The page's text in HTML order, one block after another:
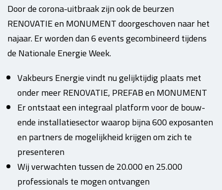
Door de corona-uitbraak zijn ook de beurzen
RENOVATIE en MONUMENT doorgeschoven naar het
najaar. Er worden dan 6 events gecombineerd tijdens
de Nationale Energie Week.
Vakbeurs Energie vindt nu gelijktijdig plaats met
onder meer RENOVATIE, PREFAB en MONUMENT
Er ontstaat een integraal platform voor de bouw-
ende installatiesector waarop bijna 600 exposanten
en partners de mogelijkheid krijgen om zich te
presenteren
Wij verwachten tussen de 20.000 en 25.000
professionals te mogen ontvangen